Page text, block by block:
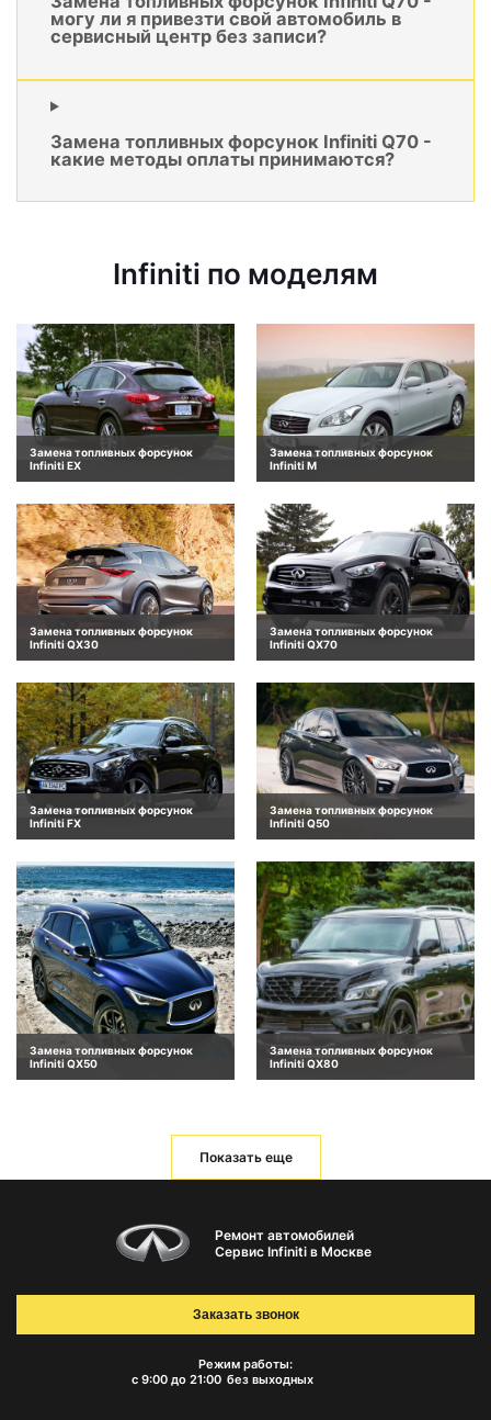
могу ли я привезти свой автомобиль в
сервисный центр без записи?
Замена топливных форсунок Infiniti Q70 -
какие методы оплаты принимаются?
Infiniti по моделям
Замена топливных форсунок
Infiniti EX
Замена топливных форсунок
Infiniti M
Замена топливных форсунок
Infiniti QX30
Замена топливных форсунок
Infiniti QX70
Замена топливных форсунок
Infiniti FX
Замена топливных форсунок
Infiniti Q50
Замена топливных форсунок
Infiniti QX50
Замена топливных форсунок
Infiniti QX80
Показать еще
Ремонт автомобилей
Сервис Infiniti в Москве
Режим работы:
с 9:00 до 21:00 без выходных
Заказать звонок